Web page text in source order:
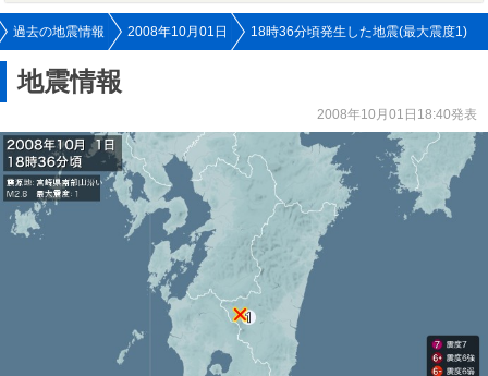
過去の地震情報 2008年10月01日 18時36分頃発生した地震(最大震度1)
地震情報
2008年10月01日18:40発表